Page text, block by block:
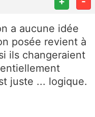
a aucune idée
posée revient à
ils changeraient
juste ... logique.